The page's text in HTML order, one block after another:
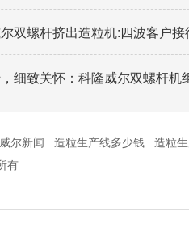
双螺杆挤出造粒机:四波客户接
细致关怀：科隆威尔双螺杆机
尔新闻 造粒生产线多少钱 造粒
有